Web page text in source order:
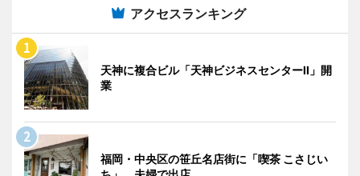
アクセスランキング
天神に複合ビル「天神ビジネスセンターII」開
業
福岡・中央区の笹丘名店街に「喫茶 こさじい